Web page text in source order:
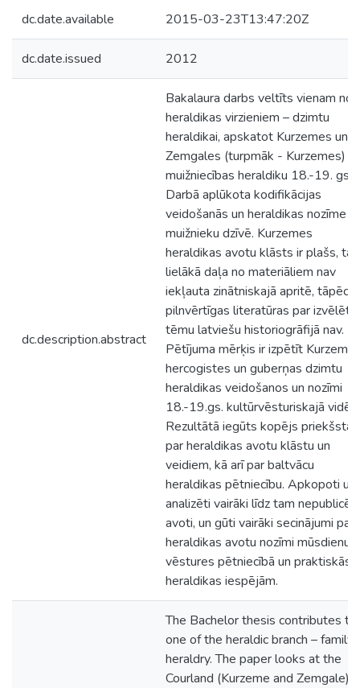
dc.date.available 2015-03-23T13:47:20Z
dc.date.issued 2012
dc.description.abstract
Bakalaura darbs veltīts vienam no
heraldikas virzieniem – dzimtu
heraldikai, apskatot Kurzemes un
Zemgales (turpmāk - Kurzemes)
muižniecības heraldiku 18.-19. gs.
Darbā aplūkota kodifikācijas
veidošanās un heraldikas nozīme
muižnieku dzīvē. Kurzemes
heraldikas avotu klāsts ir plašs,
lielākā daļa no materiāliem nav
iekļauta zinātniskajā apritē, tāpēc
pilnvērtīgas literatūras par izvēlēto
tēmu latviešu historiogrāfijā nav.
Pētījuma mērķis ir izpētīt
hercogistes un guberņas dzimtu
heraldikas veidošanos un nozīmi
18.-19.gs. kultūrvēsturiskajā vidē.
Rezultātā iegūts kopējs
par heraldikas avotu klāstu un
veidiem, kā arī par baltvācu
heraldikas pētniecību. Apkopoti un
analizēti vairāki līdz tam nepublicēti
avoti, un gūti vairāki secinājumi par
heraldikas avotu nozīmi mūsdienu
vēstures pētniecībā un praktiskās
heraldikas iespējām.
The Bachelor thesis contributes to
one of the heraldic branch – family
heraldry. The paper looks at the
Courland (Kurzeme and Zemgale)